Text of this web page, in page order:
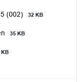
(002) 32 KB
35 KB
KB